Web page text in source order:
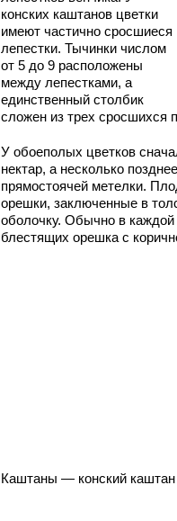
конских каштанов цветки
имеют частично сросшиеся
лепестки. Тычинки числом
от 5 до 9 расположены
между лепестками, а
единственный столбик
сложен из трех сросшихся
У обоеполых цветков
нектар, а несколько
прямостоячей метелки.
орешки, заключенные в
оболочку. Обычно в
блестящих орешка с
Каштаны — конский каштан